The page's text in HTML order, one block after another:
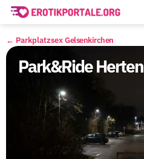
← ParkplatzsexGelsenkirchen
Park&Ride Herten